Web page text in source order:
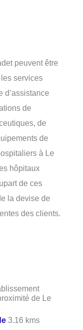
peuvent être
services
d’assistance
de
de
de
à Le
hôpitaux
de ces
la devise de
des clients.
de Le
3.16 kms